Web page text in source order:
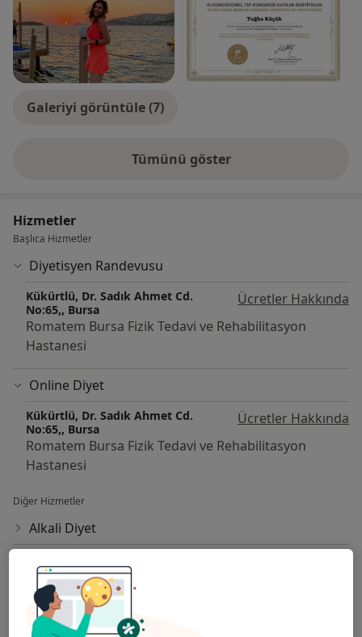
Galeriyi görüntüle (7)
Tümünü gösterdeneyim hakkında
Hizmetler
Başlıca Hizmetler
Diyetisyen Randevusu
Kükürtlü, Dr. Sadık Ahmet Cd.
No:65,, Bursa
Ücretler Hakkında
Romatem Bursa Fizik Tedavi ve Rehabilitasyon
Hastanesi
Online Diyet
Kükürtlü, Dr. Sadık Ahmet Cd.
No:65,, Bursa
Ücretler Hakkında
Romatem Bursa Fizik Tedavi ve Rehabilitasyon
Hastanesi
Diğer Hizmetler
Alkali Diyet
Aralıklı Oruç Diyeti
Bariatri Diyetisyenliği